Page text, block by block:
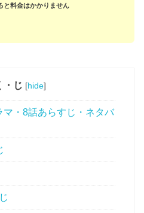
ん
は？
写真が公開されてまし